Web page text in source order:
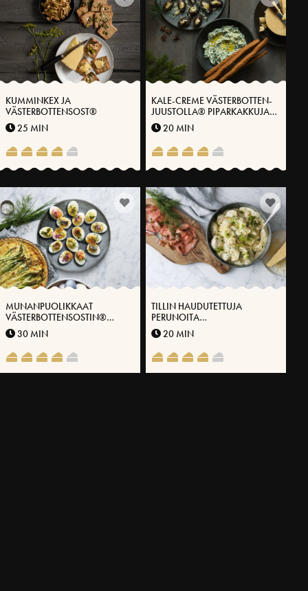
KUMMINKEX JA
VÄSTERBOTTENSOST®
25 MIN
KALE-CREME VÄSTERBOTTEN-
JUUSTOLLA® PIPARKAKKUJA
VARTEN
20 MIN
MUNANPUOLIKKAAT
VÄSTERBOTTENSOSTIN®
CREEMIN PÄÄLLÄ
30 MIN
TILLIN HAUDUTETTUJA
PERUNOITA
VÄSTERBOTTENSOST-
JUUSTOLLA®
20 MIN